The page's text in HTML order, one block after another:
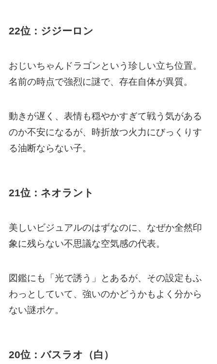
22位：ジジーロン
おじいちゃんドラゴンという珍しい立ち位置。
名前の時点で強烈に謎で、存在自体が異質。
動きが遅く、表情も穏やかすぎて戦う気がある
のか不安になるが、時折放つ火力にびっくりす
る油断ならない子。
21位：ネオラント
美しいビジュアルのはずなのに、なぜか全然印
象に残らない不思議な空気感の代表。
図鑑にも「光で誘う」とあるが、その設定もふ
わっとしていて、強いのかどうかもよく分から
ない謎ポケ。
20位：バスラオ（白）